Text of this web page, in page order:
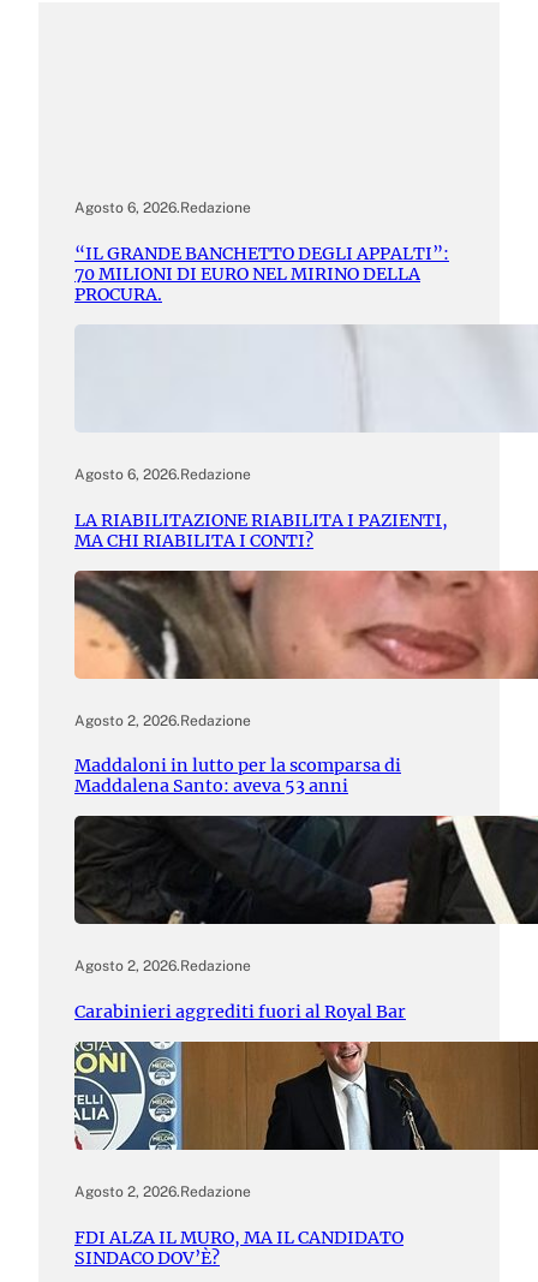
Agosto 6, 2026.Redazione
“IL GRANDE BANCHETTO DEGLI APPALTI”:
70 MILIONI DI EURO NEL MIRINO DELLA
PROCURA.
Agosto 6, 2026.Redazione
LA RIABILITAZIONE RIABILITA I PAZIENTI,
MA CHI RIABILITA I CONTI?
Agosto 2, 2026.Redazione
Maddaloni in lutto per la scomparsa di
Maddalena Santo: aveva 53 anni
Agosto 2, 2026.Redazione
Carabinieri aggrediti fuori al Royal Bar
Agosto 2, 2026.Redazione
FDI ALZA IL MURO, MA IL CANDIDATO
SINDACO DOV’È?